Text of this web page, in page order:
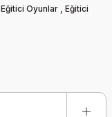
Eğitici Oyunlar , Eğitici